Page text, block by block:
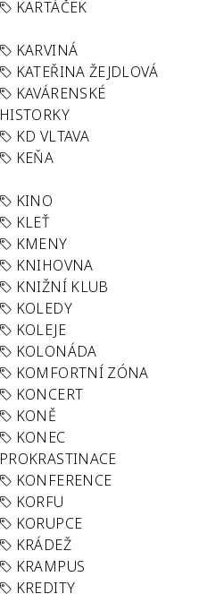
KARTÁČEK
KARVINÁ
KATEŘINA ŽEJDLOVÁ
KAVÁRENSKÉ
HISTORKY
KD VLTAVA
KEŇA
KINO
KLEŤ
KMENY
KNIHOVNA
KNIŽNÍ KLUB
KOLEDY
KOLEJE
KOLONÁDA
KOMFORTNÍ ZÓNA
KONCERT
KONĚ
KONEC
PROKRASTINACE
KONFERENCE
KORFU
KORUPCE
KRÁDEŽ
KRAMPUS
KREDITY